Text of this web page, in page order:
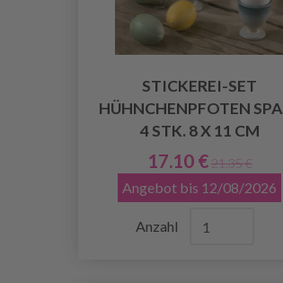
STICKEREI-SET
HÜHNCHENPFOTEN
STK. 8 X 11 CM
17.10 € 21.35 €
Angebot bis 12/08/2026
Anzahl